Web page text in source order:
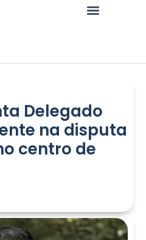
Delegado
na disputa
centro de